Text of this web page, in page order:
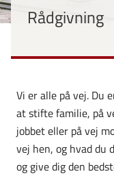
Rådgivning
Vi er alle på vej. Du
at stifte familie, på
jobbet eller på vej
vej hen, og hvad du
og give dig den